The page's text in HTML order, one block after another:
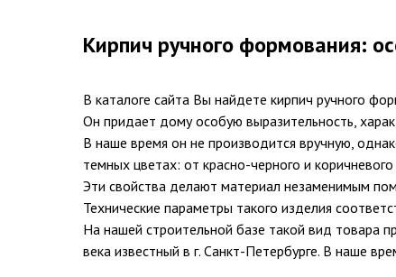
Кирпич ручного формования:
В каталоге сайта Вы найдете кирпич ручного
Он придает дому особую выразительность,
В наше время он не производится вручную,
темных цветах: от красно-черного и
Эти свойства делают материал незаменимым
Технические параметры такого изделия
На нашей строительной базе такой вид товара
века известный в г. Санкт-Петербурге. В наше